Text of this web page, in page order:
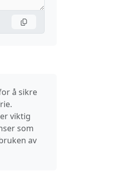
å sikre
viktig
som
av